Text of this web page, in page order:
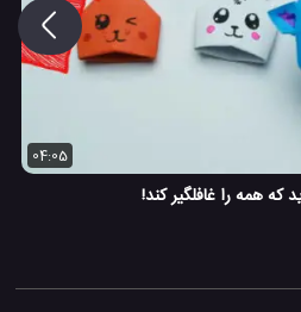
04:05
همه را غافلگیر کند!